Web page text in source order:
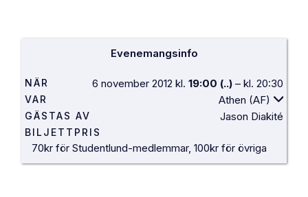
Evenemangsinfo
NÄR 6 november 2012 kl. 19:00 (..)– kl. 20:30
VAR Athen (AF)
LOKAL Café Athén, AF-Borgen
ADRESS
VÄGBESKRIVNING
Google Maps
GÄSTAS AV Jason Diakité
BILJETTPRIS
70kr för Studentlund-medlemmar, 100kr för övriga